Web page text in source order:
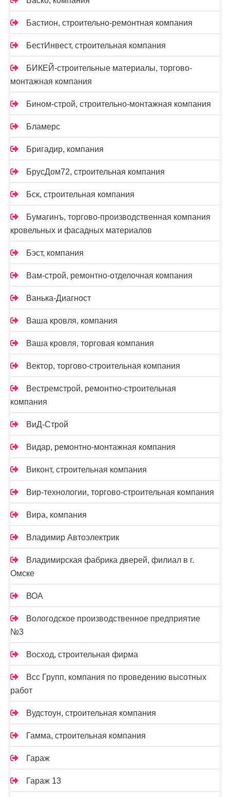
Бастион, строительно-ремонтная компания
БестИнвест, строительная компания
БИКЕЙ-строительные материалы, торгово-
монтажная компания
Бином-строй, строительно-монтажная компания
Бламерс
Бригадир, компания
БрусДом72, строительная компания
Бск, строительная компания
Бумагинъ, торгово-производственная компания
кровельных и фасадных материалов
Бэст, компания
Вам-cтрой, ремонтно-отделочная компания
Ванька-Диагност
Ваша кровля, компания
Ваша кровля, торговая компания
Вектор, торгово-строительная компания
Вестремстрой, ремонтно-строительная
компания
ВиД-Строй
Видар, ремонтно-монтажная компания
Виконт, строительная компания
Вир-технологии, торгово-строительная компания
Вира, компания
Владимир Автоэлектрик
Владимирская фабрика дверей, филиал в г.
Омске
ВОА
Вологодское производственное предприятие
№3
Восход, строительная фирма
Всс Групп, компания по проведению высотных
работ
Вудстоун, строительная компания
Гамма, строительная компания
Гараж
Гараж 13